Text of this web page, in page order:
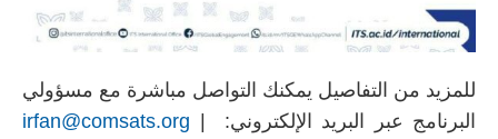
للمزيد من التفاصيل يمكنك التواصل مباشرة مع مسؤولي
البرنامج عبر البريد الإلكتروني:
irfan@comsats.org |